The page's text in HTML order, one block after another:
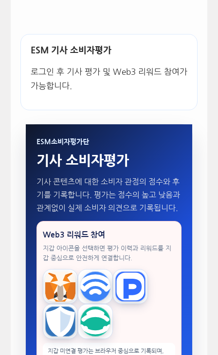
ESM 기사 소비자평가
로그인 후 기사 평가 및 Web3 리워드 참여가
가능합니다.
ESM소비자평가단
기사 소비자평가
기사 콘텐츠에 대한 소비자 관점의 점수와 후
기를 기록합니다. 평가는 점수의 높고 낮음과
관계없이 실제 소비자 의견으로 기록됩니다.
Web3 리워드 참여
지갑 아이콘을 선택하면 평가 이력과 리워드를 지
갑 중심으로 안전하게 연결합니다.
MetaMask WalletConnectTokenPocket
Trust Wallet imToken
지갑 미연결 평가는 브라우저 중심으로 기록되며,